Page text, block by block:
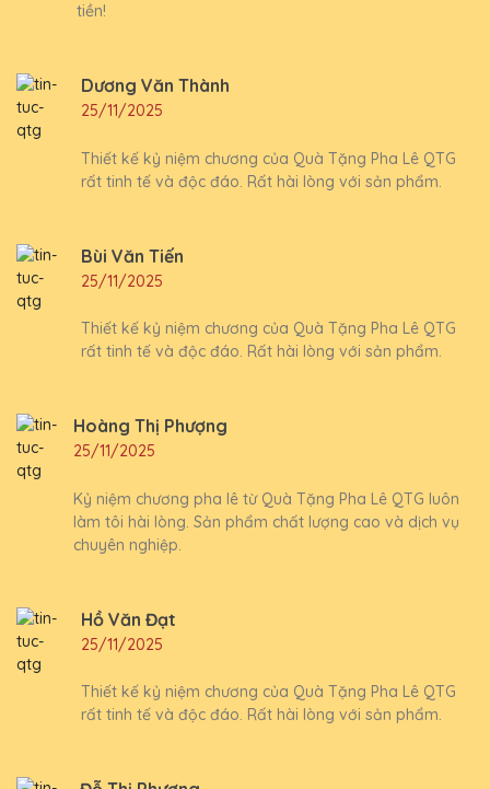
tiền!
Dương Văn Thành
25/11/2025
Thiết kế kỷ niệm chương của Quà Tặng Pha Lê QTG
rất tinh tế và độc đáo. Rất hài lòng với sản phẩm.
Bùi Văn Tiến
25/11/2025
Thiết kế kỷ niệm chương của Quà Tặng Pha Lê QTG
rất tinh tế và độc đáo. Rất hài lòng với sản phẩm.
Hoàng Thị Phượng
25/11/2025
Kỷ niệm chương pha lê từ Quà Tặng Pha Lê QTG luôn
làm tôi hài lòng. Sản phẩm chất lượng cao và dịch vụ
chuyên nghiệp.
Hồ Văn Đạt
25/11/2025
Thiết kế kỷ niệm chương của Quà Tặng Pha Lê QTG
rất tinh tế và độc đáo. Rất hài lòng với sản phẩm.